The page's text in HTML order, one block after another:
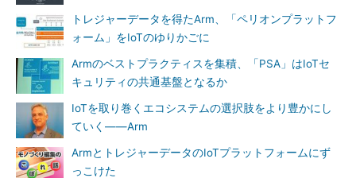
トレジャーデータを得たArm、「ペリオンプラットフ
ォーム」をIoTのゆりかごに
Armのベストプラクティスを集積、「PSA」はIoTセ
キュリティの共通基盤となるか
IoTを取り巻くエコシステムの選択肢をより豊かにし
ていく――Arm
ArmとトレジャーデータのIoTプラットフォームにず
っこけた